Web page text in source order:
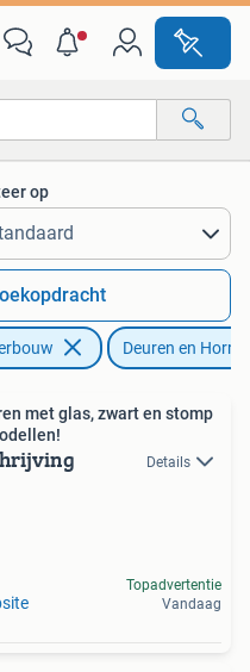
op
Deuren en Horren
met glas, zwart en stomp
Details
Topadvertentie
Vandaag